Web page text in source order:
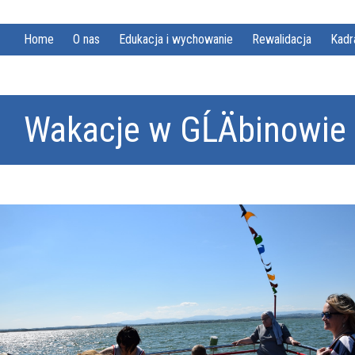
Home O nas Edukacja i wychowanie Rewalidacja
Wakacje w GĹÄbinowie